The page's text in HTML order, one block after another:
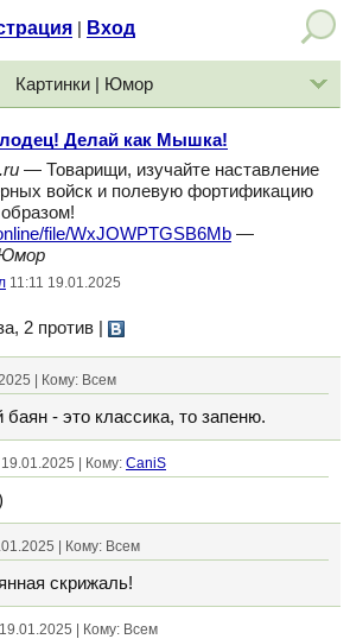
Вход
Картинки | Юмор
Делай как Мышка!
— Товарищи, изучайте наставление
войск и полевую фортификацию
file/WxJOWPTGSB6Mb —
11:11 19.01.2025
2 против
| Кому: Всем
- это классика, то запеню.
| Кому: CaniS
| Кому: Всем
скрижаль!
19.01.2025 | Кому: Всем